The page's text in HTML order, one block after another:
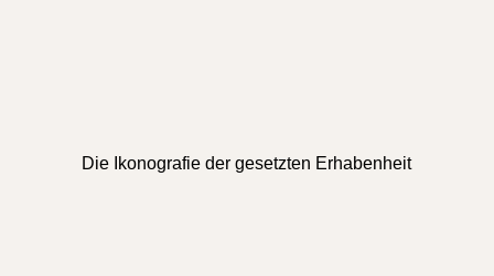
Die Ikonografie der gesetzten Erhabenheit